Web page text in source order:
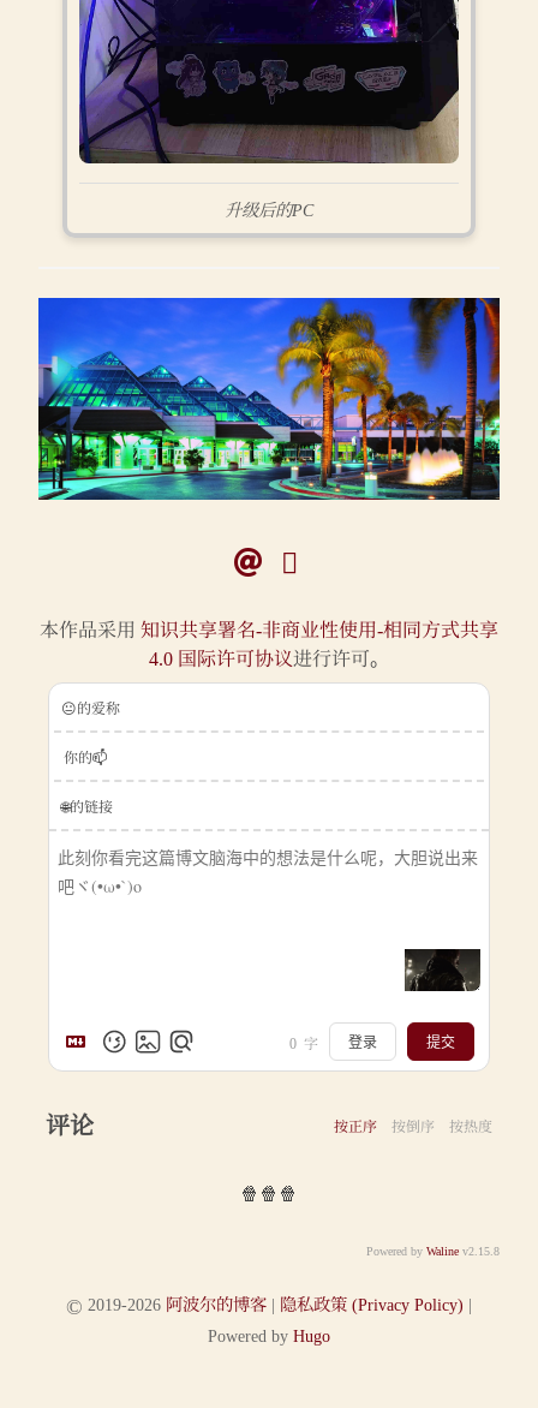
升级后的PC
本作品采用 知识共享署名-非商业性使用-相同方式共享
4.0 国际许可协议进行许可。
😐的爱称
你的📫
🌐的链接
0 字 登录 提交
评论 按正序 按倒序 按热度
🍿🍿🍿
Powered by Waline v2.15.8
© 2019-2026 阿波尔的博客 | 隐私政策 (Privacy Policy) |
Powered byHugo